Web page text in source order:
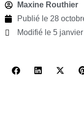
Maxine Routhier
Publié le 28
Modifié le 5